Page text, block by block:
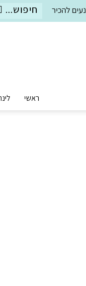
נעים להכיר
ראשי